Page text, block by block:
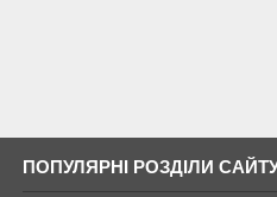
ПОПУЛЯРНІ РОЗДІЛИ